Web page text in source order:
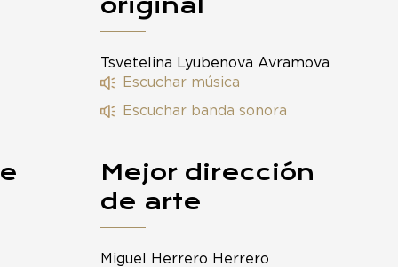
Tsvetelina Lyubenova Avramova
Escuchar música
Escuchar banda sonora
Mejor dirección
de arte
Miguel Herrero Herrero